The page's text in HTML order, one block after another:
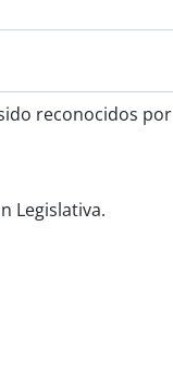
reconocidos por
Legislativa.